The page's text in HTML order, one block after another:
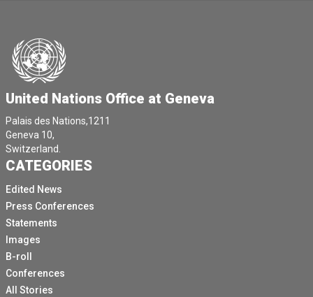
United Nations Office at Geneva
Palais des Nations,1211
Geneva 10,
Switzerland.
CATEGORIES
Edited News
Press Conferences
Statements
Images
B-roll
Conferences
All Stories